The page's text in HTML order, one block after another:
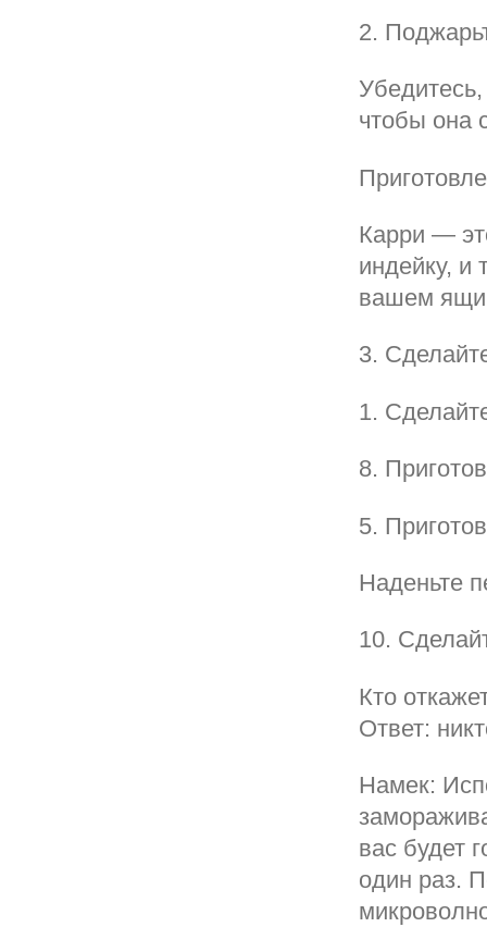
2.
чтобы она
Карри —
индейку, и
вашем
3.
1.
8.
5.
Наденьте
10.
Кто
Ответ:
Намек:
вас будет
один раз.